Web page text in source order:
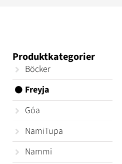
Produktkategorier
Böcker
Freyja
Góa
NamiTupa
Nammi